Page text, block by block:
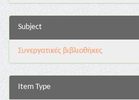
Subject
Συνεργατικές βιβλιοθήκες
Item Type